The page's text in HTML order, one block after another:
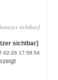
sichtbar]
sichtbar]
02-26 17:58:54